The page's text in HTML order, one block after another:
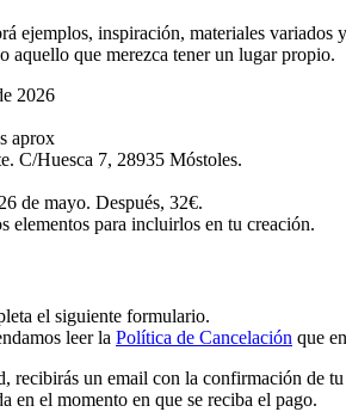
ejemplos, inspiración, materiales
aquello que merezca tener un lugar propio.
2026
aprox
C/Huesca 7, 28935 Móstoles.
de mayo. Después, 32€.
elementos para incluirlos en tu creación.
el siguiente formulario.
leer la Política de Cancelación que
recibirás un email con la confirmación de
en el momento en que se reciba el pago.